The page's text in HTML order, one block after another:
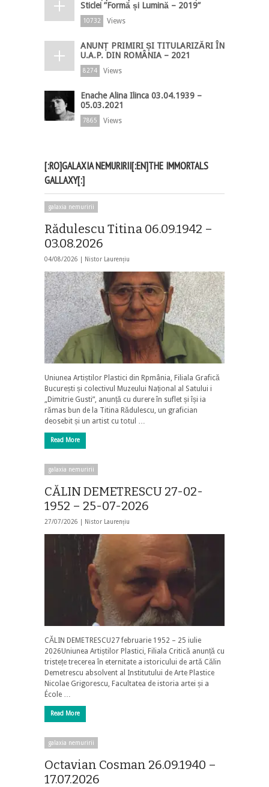
Sticlei ”Formă și Lumină – 2019”
10732 Views
ANUNȚ PRIMIRI ȘI TITULARIZĂRI ÎN
U.A.P. DIN ROMÂNIA – 2021
8274 Views
Enache Alina Ilinca 03.04.1939 –
05.03.2021
7865 Views
[:RO]GALAXIA NEMURIRII[:EN]THE IMMORTALS
GALLAXY[:]
galaxia nemuririi
Rădulescu Titina 06.09.1942 –
03.08.2026
04/08/2026 | Nistor Laurențiu
Uniunea Artiștilor Plastici din Rpmânia, Filiala Grafică
București și colectivul Muzeului Național al Satului i
„Dimitrie Gusti”, anunță cu durere în suflet și își ia
rămas bun de la Titina Rădulescu, un grafician
deosebit și un artist cu totul …
Read More
galaxia nemuririi
CĂLIN DEMETRESCU 27-02-
1952 – 25-07-2026
27/07/2026 | Nistor Laurențiu
CĂLIN DEMETRESCU27 februarie 1952 – 25 iulie
2026Uniunea Artiștilor Plastici, Filiala Critică anunță cu
tristețe trecerea în eternitate a istoricului de artă Călin
Demetrescu absolvent al Institutului de Arte Plastice
Nicolae Grigorescu, Facultatea de istoria artei și a
École …
Read More
galaxia nemuririi
Octavian Cosman 26.09.1940 –
17.07.2026